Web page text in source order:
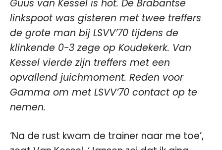
Guus van Kessel is hot. De Brabantse
linkspoot was gisteren met twee treffers
de grote man bij LSVV’70 tijdens de
klinkende 0-3 zege op Koudekerk. Van
Kessel vierde zijn treffers met een
opvallend juichmoment. Reden voor
Gamma om met LSVV’70 contact op te
nemen.
‘Na de rust kwam de trainer naar me toe’,